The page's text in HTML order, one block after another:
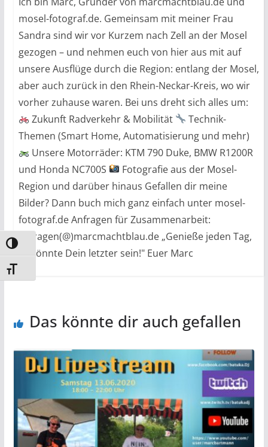
Umschalten auf hohe Kontraste
Schrift vergrößern
mosel-fotograf.de. Gemeinsam mit meiner Frau
Sandra sind wir vor Kurzem nach Zell an der Mosel
gezogen – und nehmen euch von hier aus mit auf
unsere Ausflüge durch die Region: entlang der Mosel,
aber auch zurück in den Rhein-Neckar-Kreis, wo wir
vorher zuhause waren. Bei uns dreht sich alles um:
Zukunft Radverkehr & Mobilität
Technik-
Themen (Smart Home, Automatisierung und mehr)
Unsere Motorräder: KTM 790 Duke, BMW R1200R
und Honda NC700S
Fotografie aus der Mosel-
Region und darüber hinaus Gefallen dir meine
Bilder? Dann buch mich ganz einfach unter mosel-
fotograf.de Anfragen für Zusammenarbeit:
anfragen(@)marcmachtblau.de „Genieße jeden Tag,
es könnte Dein letzter sein!" Euer Marc
Das könnte dir auch gefallen